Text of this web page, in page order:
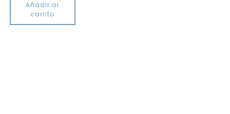
Añadir al
carrito